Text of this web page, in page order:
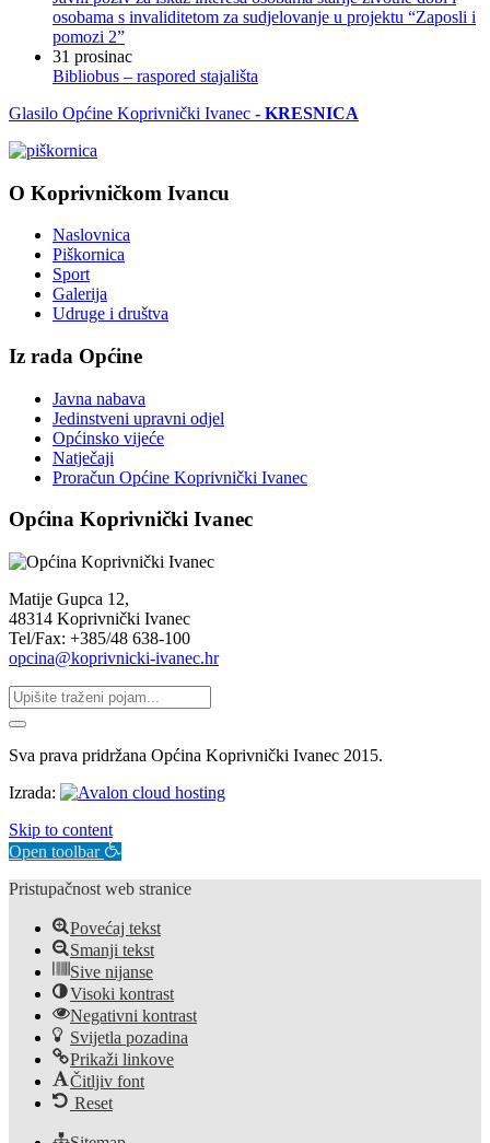
osobama s invaliditetom za sudjelovanje u projektu “Zaposli i
pomozi 2”
31 prosinac
Bibliobus – raspored stajališta
Glasilo Općine Koprivnički Ivanec - KRESNICA
O Koprivničkom Ivancu
Naslovnica
Piškornica
Sport
Galerija
Udruge i društva
Iz rada Općine
Javna nabava
Jedinstveni upravni odjel
Općinsko vijeće
Natječaji
Proračun Općine Koprivnički Ivanec
Općina Koprivnički Ivanec
Matije Gupca 12,
48314 Koprivnički Ivanec
Tel/Fax: +385/48 638-100
opcina@koprivnicki-ivanec.hr
Sva prava pridržana Općina Koprivnički Ivanec 2015.
Izrada:
Skip to content
Open toolbar
Pristupačnost web stranice
Povećaj tekst
Smanji tekst
Sive nijanse
Visoki kontrast
Negativni kontrast
Svijetla pozadina
Prikaži linkove
Čitljiv font
Reset